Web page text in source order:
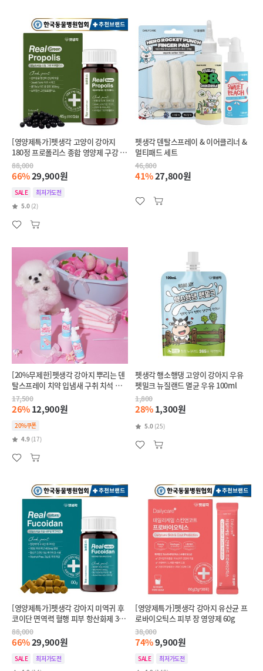
[영양제특가]펫생각 고양이 강아지
180정 프로폴리스 종합 영양제 구강 외
이염 항염 항산화
88,000
66%29,900원
SALE
최저가도전
5.0 (2)
펫생각 덴탈스프레이 & 이어클리너 &
멀티패드 세트
46,800
41%27,800원
[20%무제한]펫생각 강아지 뿌리는 덴
탈스프레이 치약 입냄새 구취 치석 구
강청결제 125ml
17,500
26%12,900원
20%쿠폰
4.9 (17)
펫생각 행소행댕 고양이 강아지 우유
펫밀크 뉴질랜드 멸균 우유 100ml
1,800
28%1,300원
5.0 (25)
[영양제특가]펫생각 강아지 미역귀 후
코이단 면역력 혈행 피부 항산화제 30
정
88,000
66%29,900원
SALE
최저가도전
[영양제특가]펫생각 강아지 유산균 프
로바이오틱스 피부 장 영양제 60g
38,000
74%9,900원
SALE
최저가도전